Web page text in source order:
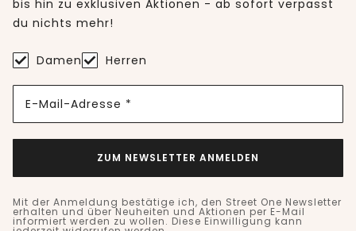
bis hin zu exklusiven Aktionen - ab sofort verpasst
du nichts mehr!
Damen Herren
E-Mail-Adresse *
ZUM NEWSLETTER ANMELDEN
Mit der Anmeldung bestätige ich, den Street One Newsletter
erhalten und über Neuheiten und Aktionen per E-Mail
informiert werden zu wollen. Diese Einwilligung kann